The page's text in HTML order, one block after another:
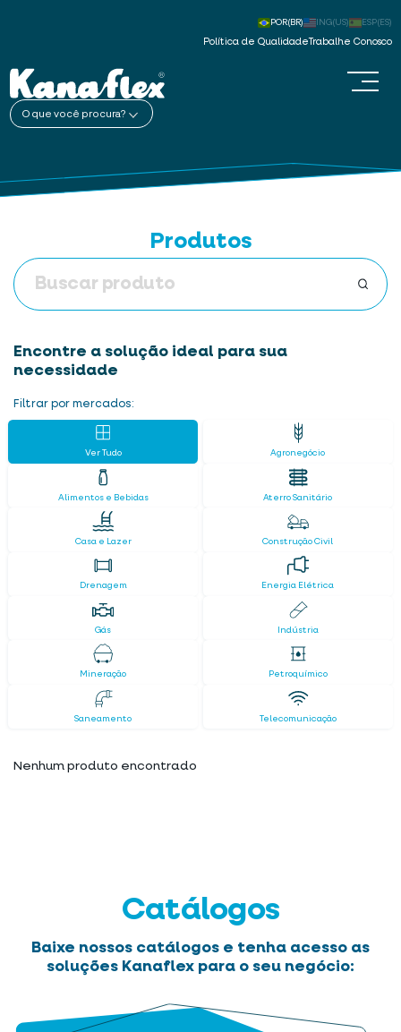
Política de Qualidade Trabalhe Conosco
POR(BR) ING(US) ESP(ES)
O que você procura?
Produtos
Encontre a solução ideal para sua
necessidade
Filtrar por mercados:
Ver Tudo Agronegócio
Alimentos e Bebidas Aterro Sanitário
Casa e Lazer Construção Civil
Drenagem Energia Elétrica
Gás Indústria
Mineração Petroquímico
Saneamento Telecomunicação
Nenhum produto encontrado
Catálogos
Baixe nossos catálogos e tenha acesso as
soluções Kanaflex para o seu negócio: